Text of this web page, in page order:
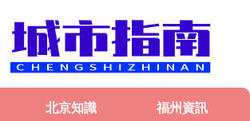
北京知識 福州資訊